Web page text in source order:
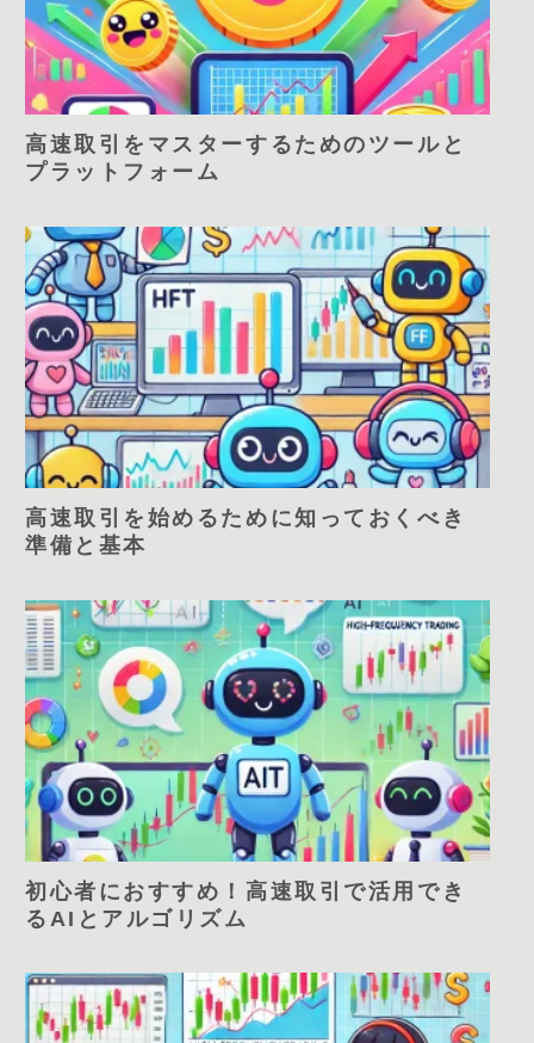
高速取引をマスターするためのツールと
プラットフォーム
高速取引を始めるために知っておくべき
準備と基本
初心者におすすめ！高速取引で活用でき
るAIとアルゴリズム